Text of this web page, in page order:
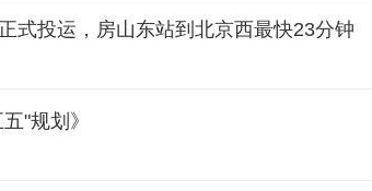
式投运，房山东站到北京西最快23分钟
"规划》